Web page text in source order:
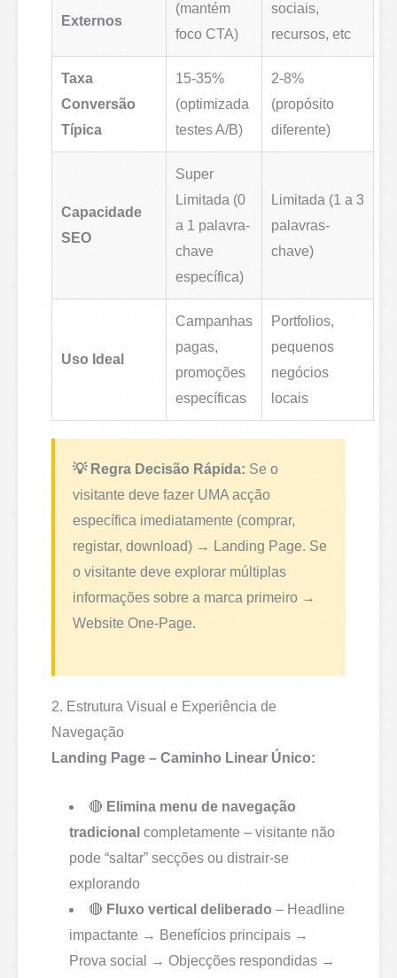
Externos
(mantém
foco CTA)
sociais,
recursos, etc
Taxa
Conversão
Típica
15-35%
(optimizada
testes A/B)
2-8%
(propósito
diferente)
Capacidade
SEO
Super
Limitada (0
a 1 palavra-
chave
específica)
Limitada (1 a 3
palavras-
chave)
Uso Ideal
Campanhas
pagas,
promoções
específicas
Portfolios,
pequenos
negócios
locais
💡 Regra Decisão Rápida: Se o
visitante deve fazer UMA acção
específica imediatamente (comprar,
registar, download) → Landing Page. Se
o visitante deve explorar múltiplas
informações sobre a marca primeiro →
Website One-Page.
2. Estrutura Visual e Experiência de
Navegação
Landing Page – Caminho Linear Único:
🔴 Elimina menu de navegação
tradicional completamente – visitante não
pode “saltar” secções ou distrair-se
explorando
🔴 Fluxo vertical deliberado – Headline
impactante → Benefícios principais →
Prova social → Objecções respondidas →